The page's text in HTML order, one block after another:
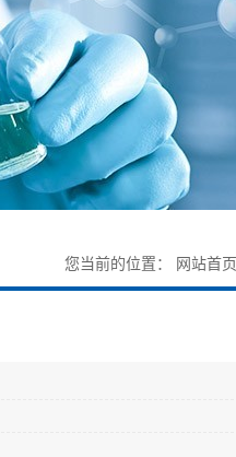
您当前的位置： 网站首页